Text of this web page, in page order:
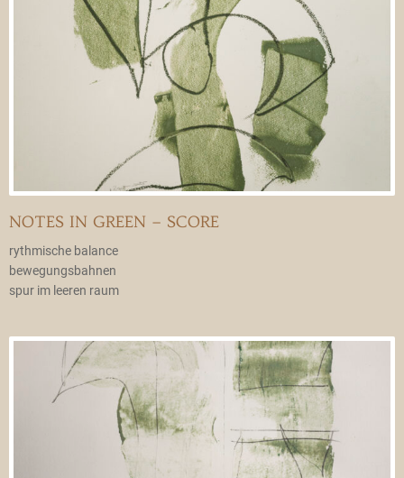
NOTES IN GREEN – SCORE
rythmische balance
bewegungsbahnen
spur im leeren raum